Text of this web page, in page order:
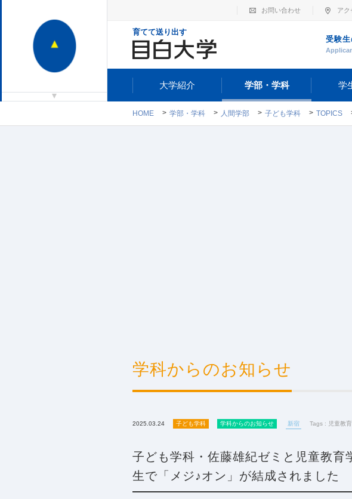
育てて送り出す
お問い合わせ アク
受験
大学紹介 学部・学科 学
HOME 学部・学科 人間学部 子ども学科 TOPICS
学科からのお知らせ
2025.03.24 子ども学科 学科からのお知らせ 新宿 Tags : 児童教
子ども学科・佐藤雄紀ゼミと児童教育
生で「メジ♪オン」が結成されました